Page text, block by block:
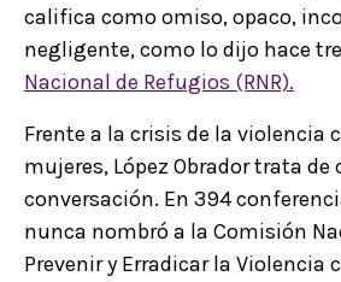
califica como omiso, opaco,
negligente, como lo dijo hace
Nacional de Refugios (RNR).
Frente a la crisis de la violencia
mujeres, López Obrador trata de
conversación. En 394
nunca nombró a la Comisión
Prevenir y Erradicar la Violencia